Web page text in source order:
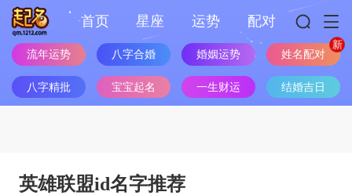
首页 星座 运势 配对
流年运势 八字合婚 婚姻运势 姓名配对
八字精批 宝宝起名 一生财运 结婚吉日
英雄联盟id名字推荐